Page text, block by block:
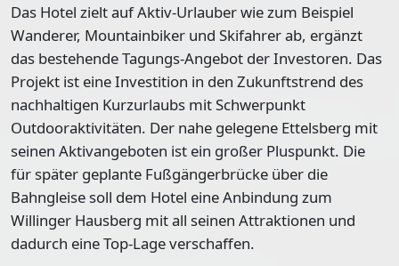
Das Hotel zielt auf Aktiv-Urlauber wie zum Beispiel
Wanderer, Mountainbiker und Skifahrer ab, ergänzt
das bestehende Tagungs-Angebot der Investoren. Das
Projekt ist eine Investition in den Zukunftstrend des
nachhaltigen Kurzurlaubs mit Schwerpunkt
Outdooraktivitäten. Der nahe gelegene Ettelsberg mit
seinen Aktivangeboten ist ein großer Pluspunkt. Die
für später geplante Fußgängerbrücke über die
Bahngleise soll dem Hotel eine Anbindung zum
Willinger Hausberg mit all seinen Attraktionen und
dadurch eine Top-Lage verschaffen.